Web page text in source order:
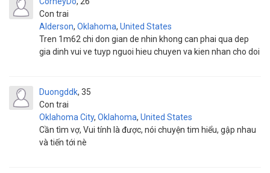
Con trai
Alderson, Oklahoma, United States
Tren 1m62 chi don gian de nhin khong can phai qua dep
gia dinh vui ve tuyp nguoi hieu chuyen va kien nhan cho doi
Duongddk
Con trai
35
Oklahoma City, Oklahoma, United States
Cần tìm vợ, Vui tính là được, nói chuyện tim hiểu, gập nhau
và tiến tới nè